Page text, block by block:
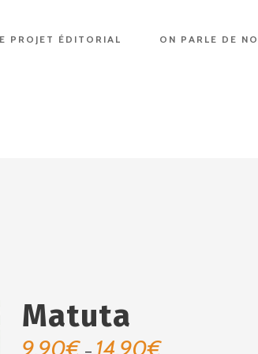
PROJET ÉDITORIAL ON PARLE DE
Matuta
9.90€ 14.90€Plage